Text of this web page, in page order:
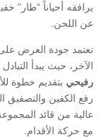
يرافقه أحياناً “طار”
عن اللحن.
​تعتمد جودة العرض
الآخر، حيث يبدأ
رفيحي بتقديم خطوة
رفع الكفين والتصفيق
عالية من قائد
مع حركة الأقدام.